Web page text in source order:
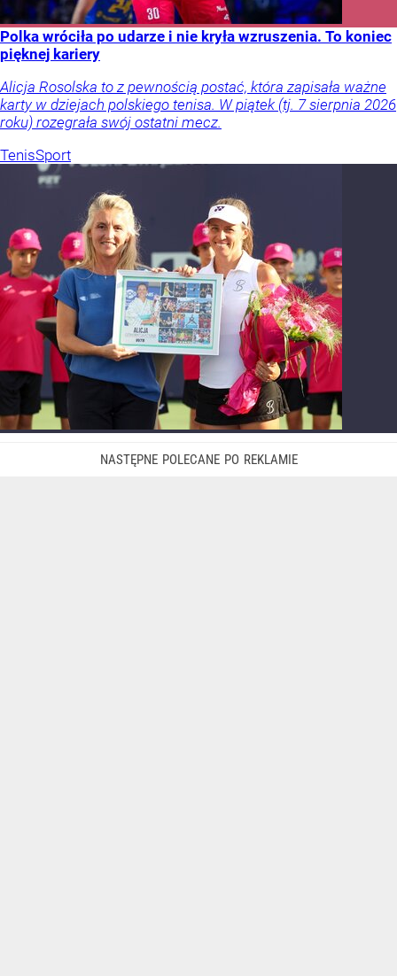
Polka wróciła po udarze i nie kryła wzruszenia. To koniec
pięknej kariery
Alicja Rosolska to z pewnością postać, która zapisała ważne
karty w dziejach polskiego tenisa. W piątek (tj. 7 sierpnia 2026
roku) rozegrała swój ostatni mecz.
TenisSport